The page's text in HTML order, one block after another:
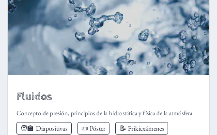
Fluidos
Concepto de presión, principios de la hidrostática y física de la atmósfera.
🧑‍🏫 Diapositivas 📜 Póster 📝 Frikiexámenes